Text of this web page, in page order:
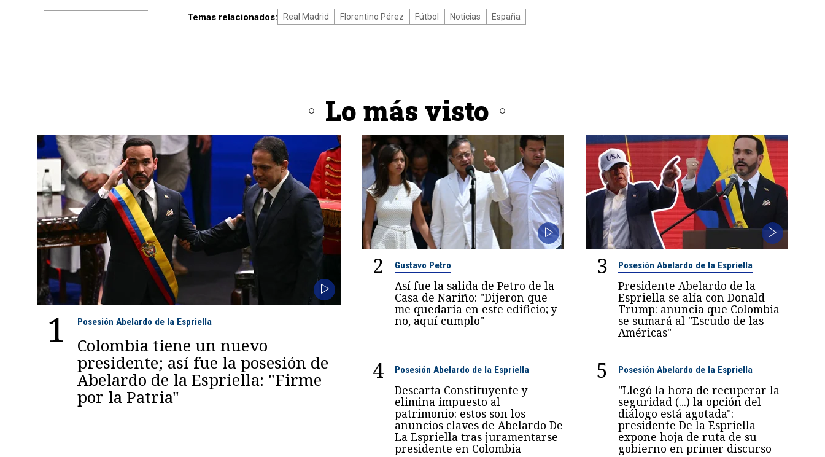
Temas relacionados: Real Madrid Florentino Pérez Fútbol Noticias España
Lo más visto
1 Posesión Abelardo de la Espriella
Colombia tiene un nuevo
presidente; así fue la posesión de
Abelardo de la Espriella: "Firme
por la Patria"
2 Gustavo Petro
Así fue la salida de Petro de la
Casa de Nariño: "Dijeron que
me quedaría en este edificio; y
no, aquí cumplo"
3 Posesión Abelardo de la Espriella
Presidente Abelardo de la
Espriella se alía con Donald
Trump: anuncia que Colombia
se sumará al "Escudo de las
Américas"
4 Posesión Abelardo de la Espriella
Descarta Constituyente y
elimina impuesto al
patrimonio: estos son los
anuncios claves de Abelardo De
La Espriella tras juramentarse
presidente en Colombia
5 Posesión Abelardo de la Espriella
"Llegó la hora de recuperar la
seguridad (...) la opción del
diálogo está agotada":
presidente De la Espriella
expone hoja de ruta de su
gobierno en primer discurso